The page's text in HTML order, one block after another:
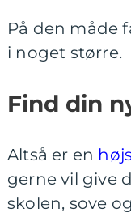
På den måde
i noget større.
Find din
Altså er en
gerne vil give
skolen, sove